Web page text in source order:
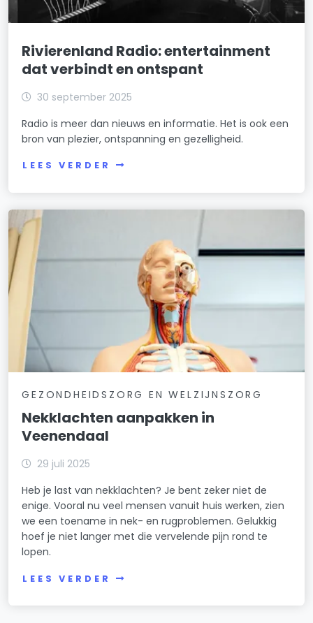
Rivierenland Radio: entertainment
dat verbindt en ontspant
30 september 2025
Radio is meer dan nieuws en informatie. Het is ook een
bron van plezier, ontspanning en gezelligheid.
LEES VERDER
GEZONDHEIDSZORG EN WELZIJNSZORG
Nekklachten aanpakken in
Veenendaal
29 juli 2025
Heb je last van nekklachten? Je bent zeker niet de
enige. Vooral nu veel mensen vanuit huis werken, zien
we een toename in nek- en rugproblemen. Gelukkig
hoef je niet langer met die vervelende pijn rond te
lopen.
LEES VERDER